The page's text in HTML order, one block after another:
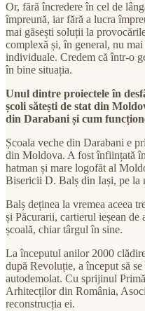
Or, fără încredere în cel de
împreună, iar fără a lucra
mai găsești soluții la
complexă și, în general, nu
individuale. Credem că într-o
în bine situația.
Unul dintre proiectele în
școli sătești de stat din
din Darabani și cum
Școala veche din Darabani e
din Moldova. A fost înființată
hatman și mare logofăt al
Bisericii D. Balș din Iași, pe
Balș deținea la vremea aceea
și Păcurarii, cartierul ieșean
școală, chiar târgul în sine.
La începutul anilor 2000
după Revoluție, a început să
autodemolat. Cu sprijinul
Arhitecților din România,
reconstrucția ei.